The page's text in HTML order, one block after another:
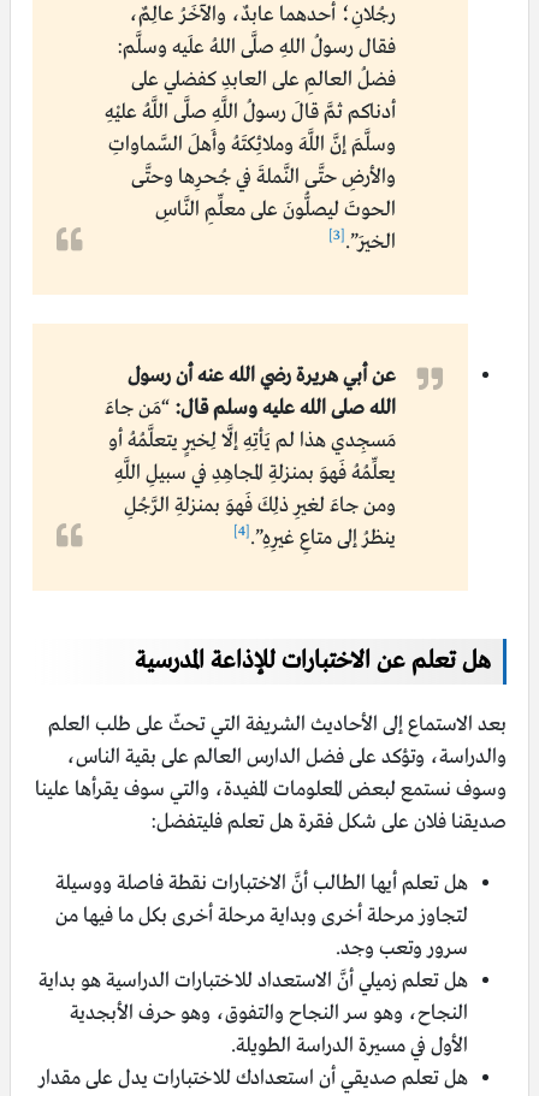
رجُلانِ؛ أحدهما عابدٌ، والآخَرُ عالِمٌ،
فقال رسولُ اللهِ صلَّى اللهُ علَيه وسلَّم:
فضلُ العالمِ على العابدِ كفضلي على
أدناكم ثمَّ قالَ رسولُ اللَّهِ صلَّى اللَّهُ عليْهِ
وسلَّمَ إنَّ اللَّهَ وملائِكتَهُ وأَهلَ السَّماواتِ
والأرضِ حتَّى النَّملةَ في جُحرِها وحتَّى
الحوتَ ليصلُّونَ على معلِّمِ النَّاسِ
الخيرَ”.[3]
عن أبي هريرة رضي الله عنه أن رسول
الله صلى الله عليه وسلم قال: “مَن جاءَ
مَسجِدي هذا لم يَأتِهِ إلَّا لِخيرٍ يتعلَّمُهُ أو
يعلِّمُهُ فَهوَ بمنزلةِ المجاهِدِ في سبيلِ اللَّهِ
ومن جاءَ لغيرِ ذلِكَ فَهوَ بمنزلةِ الرَّجُلِ
ينظرُ إلى متاعِ غيرِهِ”.[4]
هل تعلم عن الاختبارات للإذاعة المدرسية
بعد الاستماع إلى الأحاديث الشريفة التي تحثّ على طلب العلم
والدراسة، وتؤكد على فضل الدارس العالم على بقية الناس،
وسوف نستمع لبعض المعلومات المفيدة، والتي سوف يقرأها علينا
صديقنا فلان على شكل فقرة هل تعلم فليتفضل:
هل تعلم أيها الطالب أنَّ الاختبارات نقطة فاصلة ووسيلة
لتجاوز مرحلة أخرى وبداية مرحلة أخرى بكل ما فيها من
سرور وتعب وجد.
هل تعلم زميلي أنَّ الاستعداد للاختبارات الدراسية هو بداية
النجاح، وهو سر النجاح والتفوق، وهو حرف الأبجدية
الأول في مسيرة الدراسة الطويلة.
هل تعلم صديقي أن استعدادك للاختبارات يدل على مقدار